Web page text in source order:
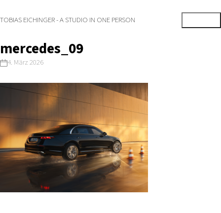
TOBIAS EICHINGER - A STUDIO IN ONE PERSON
mercedes_09
4. März 2026